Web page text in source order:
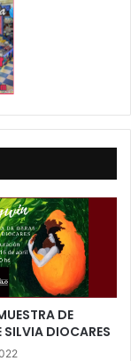
DE
SILVIA DIOCARES